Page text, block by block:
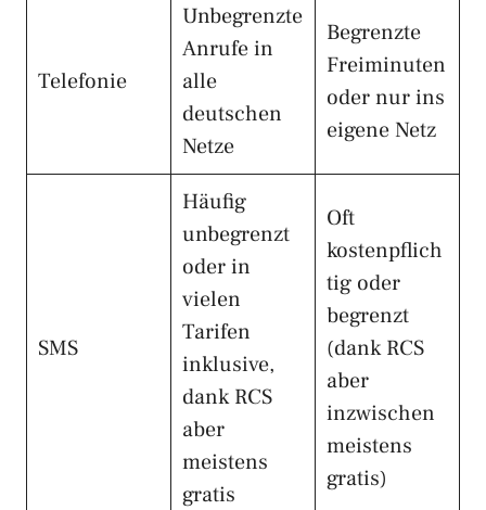
Telefonie
Unbegrenzte
Anrufe in
alle
deutschen
Netze
Begrenzte
Freiminuten
oder nur ins
eigene Netz
SMS
Häufig
unbegrenzt
oder in
vielen
Tarifen
inklusive,
dank RCS
aber
meistens
gratis
Oft
kostenpflich
tig oder
begrenzt
(dank RCS
aber
inzwischen
meistens
gratis)